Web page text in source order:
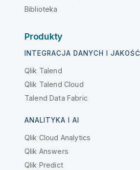
Biblioteka
Produkty
INTEGRACJA DANYCH I JAKOŚĆ
Qlik Talend
Qlik Talend Cloud
Talend Data Fabric
ANALITYKA I AI
Qlik Cloud Analytics
Qlik Answers
Qlik Predict